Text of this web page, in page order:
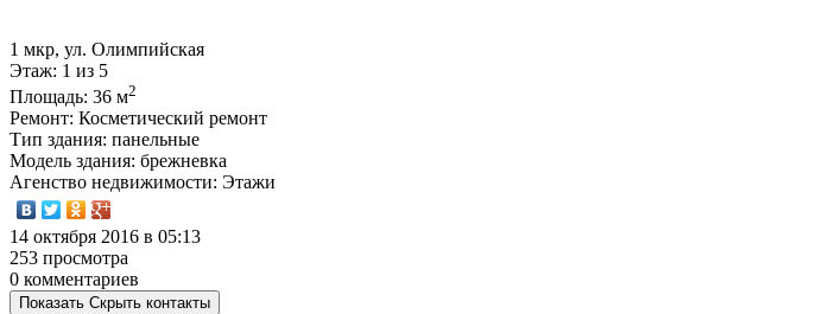
1 мкр, ул. Олимпийская
Этаж: 1 из 5
Площадь: 36 м2
Ремонт: Косметический ремонт
Тип здания: панельные
Модель здания: брежневка
Агенство недвижимости: Этажи
14 октября 2016 в 05:13
253 просмотра
0 комментариев
Показать Скрыть контакты